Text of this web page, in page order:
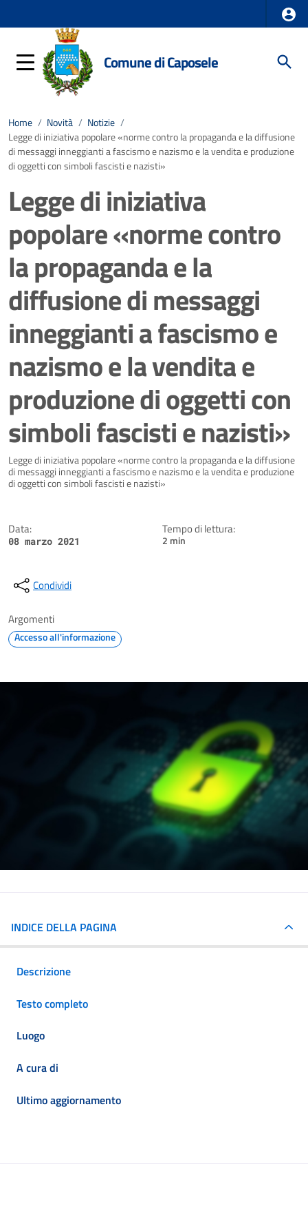
Comune di Caposele
Home / Novità / Notizie /
Legge di iniziativa popolare «norme contro la propaganda e la diffusione
di messaggi inneggianti a fascismo e nazismo e la vendita e produzione
di oggetti con simboli fascisti e nazisti»
Legge di iniziativa
popolare «norme contro
la propaganda e la
diffusione di messaggi
inneggianti a fascismo e
nazismo e la vendita e
produzione di oggetti con
simboli fascisti e nazisti»
Dettagli della notizia
Legge di iniziativa popolare «norme contro la propaganda e la diffusione
di messaggi inneggianti a fascismo e nazismo e la vendita e produzione
di oggetti con simboli fascisti e nazisti»
Data:
08 marzo 2021
Tempo di lettura:
2 min
Condividi
Argomenti
Accesso all'informazione
INDICE DELLA PAGINA
Descrizione
Testo completo
Luogo
A cura di
Ultimo aggiornamento